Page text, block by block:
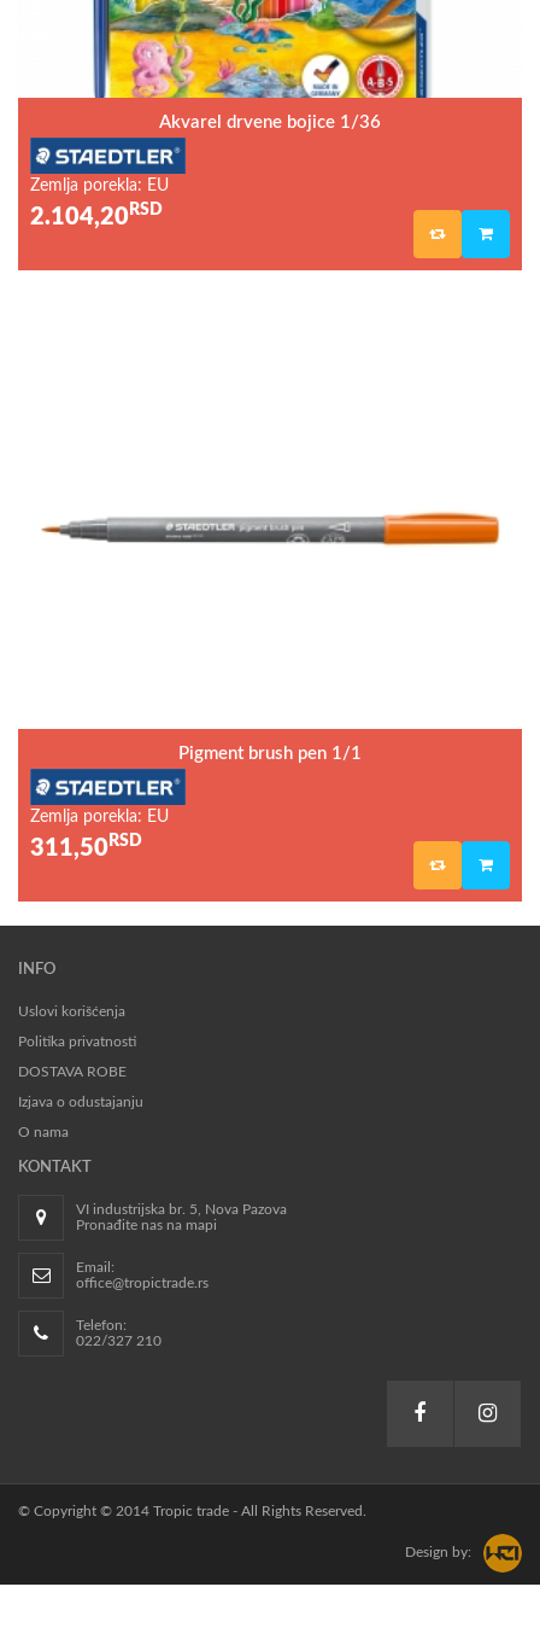
Akvarel drvene bojice 1/36
Zemlja porekla: EU
2.104,20 RSD
Pigment brush pen 1/1
Zemlja porekla: EU
311,50 RSD
INFO
Uslovi korišćenja
Politika privatnosti
DOSTAVA ROBE
Izjava o odustajanju
O nama
KONTAKT
VI industrijska br. 5, Nova Pazova
Pronađite nas na mapi
Email:
office@tropictrade.rs
Telefon:
022/327 210
© Copyright © 2014 Tropic trade - All Rights Reserved.
Design by: